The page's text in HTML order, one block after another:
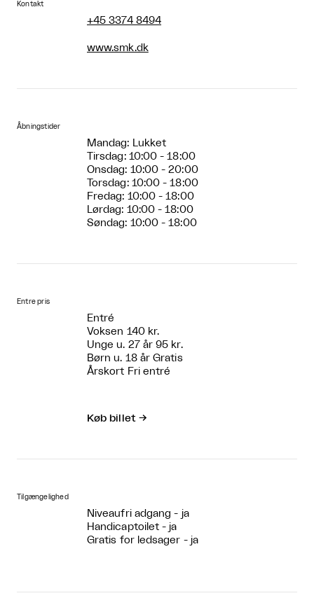
Kontakt
+45 3374 8494
www.smk.dk
Åbningstider
Mandag: Lukket
Tirsdag: 10:00 - 18:00
Onsdag: 10:00 - 20:00
Torsdag: 10:00 - 18:00
Fredag: 10:00 - 18:00
Lørdag: 10:00 - 18:00
Søndag: 10:00 - 18:00
Entre pris
Entré
Voksen 140 kr.
Unge u. 27 år 95 kr.
Børn u. 18 år Gratis
Årskort Fri entré
Køb billet →
Tilgængelighed
Niveaufri adgang - ja
Handicaptoilet - ja
Gratis for ledsager - ja